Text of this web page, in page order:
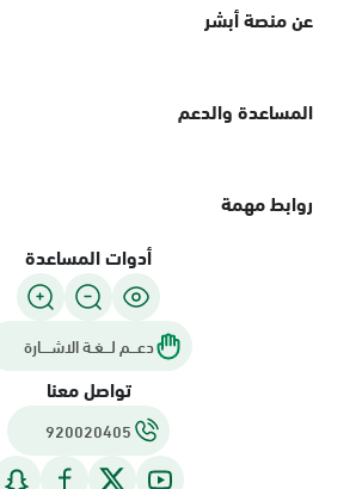
عن منصة أبشر
المساعدة والدعم
روابط مهمة
أدوات المساعدة
دعـــم لـــغـة الاشــــارة
تواصل معنا
920020405